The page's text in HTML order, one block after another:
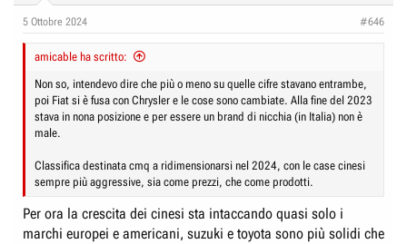
e
s
c
u
s
o
n
i
o
5 Ottobre 2024 #646
amicable ha scritto:
Non so, intendevo dire che più o meno su quelle cifre stavano entrambe,
poi Fiat si è fusa con Chrysler e le cose sono cambiate. Alla fine del 2023
stava in nona posizione e per essere un brand di nicchia (in Italia) non è
male.
Classifica destinata cmq a ridimensionarsi nel 2024, con le case cinesi
sempre più aggressive, sia come prezzi, che come prodotti.
Per ora la crescita dei cinesi sta intaccando quasi solo i
marchi europei e americani, suzuki e toyota sono più solidi che